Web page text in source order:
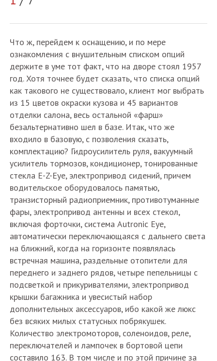
Что ж, перейдем к оснащению, и по мере
ознакомления с внушительным списком опций
держите в уме тот факт, что на дворе стоял 1957
год. Хотя точнее будет сказать, что списка опций
как такового не существовало, клиент мог выбрать
из 15 цветов окраски кузова и 45 вариантов
отделки салона, весь остальной «фарш»
безальтернативно шел в базе. Итак, что же
входило в базовую, с позволения сказать,
комплектацию? Гидроусилитель руля, вакуумный
усилитель тормозов, кондиционер, тонированные
стекла E-Z-Eye, электропривод сидений, причем
водительское оборудовалось памятью,
транзисторный радиоприемник, противотуманные
фары, электропривод антенны и всех стекол,
включая форточки, система Autronic Eye,
автоматически переключающаяся с дальнего света
на ближний, когда на горизонте появлялась
встречная машина, раздельные отопители для
переднего и заднего рядов, четыре пепельницы с
подсветкой и прикуривателями, электропривод
крышки багажника и увесистый набор
дополнительных аксессуаров, ибо какой же люкс
без всяких милых статусных побрякушек.
Количество электромоторов, соленоидов, реле,
переключателей и лампочек в бортовой цепи
составило 163. В том числе и по этой причине за